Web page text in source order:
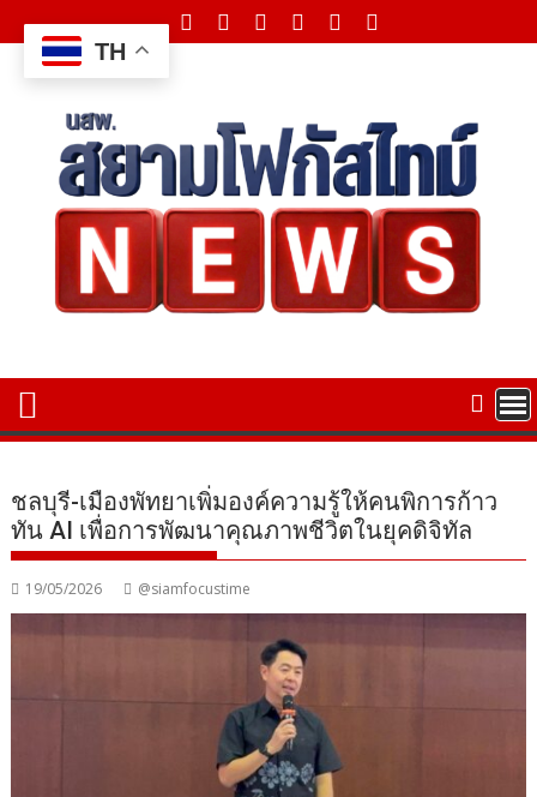
to
content
ชลบุรี-เมืองพัทยาเพิ่มองค์ความรู้ให้คนพิการก้าว
ทัน AI เพื่อการพัฒนาคุณภาพชีวิตในยุคดิจิทัล
19/05/2026 @siamfocustime
TH